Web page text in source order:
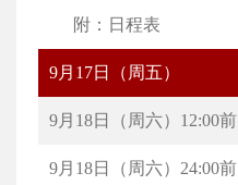
附：日程表
9月17日（周五）
9月18日（周六）12:00前
9月18日（周六）24:00前